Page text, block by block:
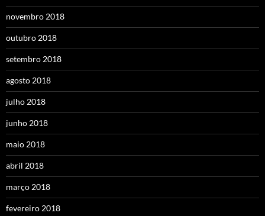
novembro 2018
outubro 2018
setembro 2018
agosto 2018
julho 2018
junho 2018
maio 2018
abril 2018
março 2018
fevereiro 2018